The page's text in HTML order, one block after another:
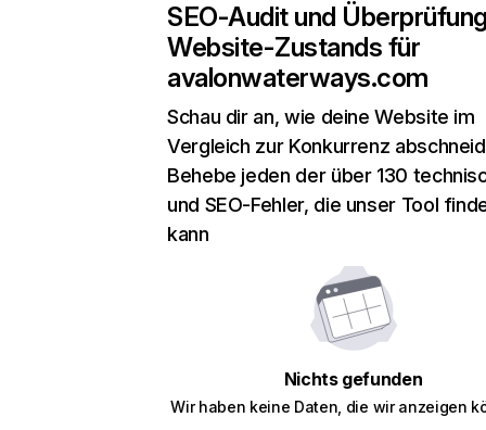
SEO-Audit und
Website-Zustands für
avalonwaterways.com
Schau dir an, wie deine Website im
Vergleich zur Konkurrenz
Behebe jeden der über 130
und SEO-Fehler, die unser Tool
kann
Nichts gefunden
Wir haben keine Daten, die wir anzeigen